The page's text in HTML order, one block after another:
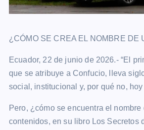
¿CÓMO SE CREA EL NOMBRE DE
Ecuador, 22 de junio de 2026.- “El
que se atribuye a Confucio, lleva
social, institucional y, por qué no,
Pero, ¿cómo se encuentra el
contenidos, en su libro Los Secretos